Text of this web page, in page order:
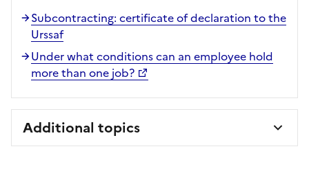
Subcontracting: certificate of declaration to the
Urssaf
Under what conditions can an employee hold
more than one job?
Additional topics